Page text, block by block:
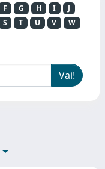
F G H I
J
S T U V
W